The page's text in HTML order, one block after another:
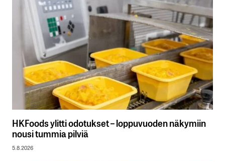
HKFoods ylitti odotukset – loppuvuoden näkymiin
nousi tummia pilviä
5.8.2026